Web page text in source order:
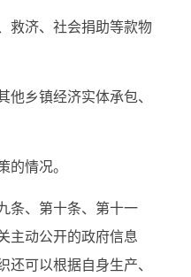
济、社会捐助等款物
乡镇经济实体承包、
情况。
、第十条、第十一
主动公开的政府信息
还可以根据自身生产、